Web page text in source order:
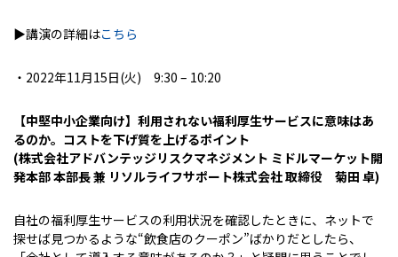
▶講演の詳細はこちら
・2022年11月15日(火) 9:30 – 10:20
【中堅中小企業向け】利用されない福利厚生サービスに意味はあ
るのか。コストを下げ質を上げるポイント
(株式会社アドバンテッジリスクマネジメント ミドルマーケット開
発本部 本部長 兼 リソルライフサポート株式会社 取締役 菊田 卓)
自社の福利厚生サービスの利用状況を確認したときに、ネットで
探せば見つかるような“飲食店のクーポン”ばかりだとしたら、